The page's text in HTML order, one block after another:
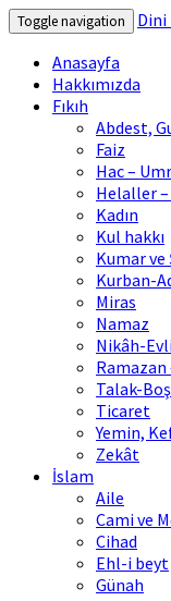
Toggle navigation
Anasayfa
Hakkımızda
Fıkıh
Abdest,
Faiz
Hac –
Helaller
Kadın
Kul hakkı
Kumar ve
Kurban-
Miras
Namaz
Nikâh-
Ramazan
Talak-
Ticaret
Yemin,
Zekât
İslam
Aile
Cami ve
Cihad
Ehl-i beyt
Günah